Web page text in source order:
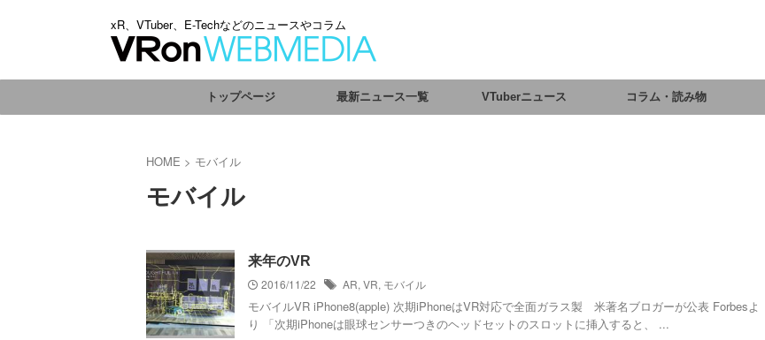
xR、VTuber、E-Techなどのニュースやコラム
トップページ 最新ニュース一覧 VTuberニュース コラム・読み物
HOME > モバイル
モバイル
来年のVR
2016/11/22
AR, VR, モバイル
モバイルVR iPhone8(apple) 次期iPhoneはVR対応で全面ガラス製 米著名ブロガーが公表 Forbesよ
り 「次期iPhoneは眼球センサーつきのヘッドセットのスロットに挿入すると、 ...